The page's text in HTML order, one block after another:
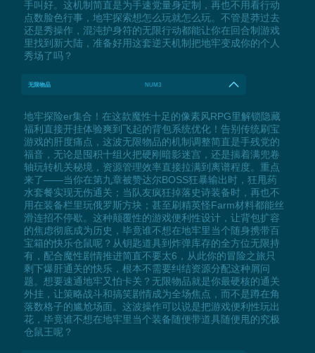
手叫好。这机制简直是为手速党量身定制，再也不用看行动
点数脸色行事，地牢探索想怎么玩就怎么玩。不管是莽过去
还是秀操作，混沌护身符的无限行动都能让你在回合制游戏
里找到新大陆，准备好用这套逆天机制把地牢变成你的个人
秀场了吗？
无限物品 NUM3
地牢探险er集合！在这款魔性十足的像素风RPG里解锁隐藏
福利直接开挂体验爽到飞起的背包系统优化！告别传统刷宝
游戏的肝度痛点，这波无限物品的机制调整简直是手残党的
福音，无论是囤积十组火把硬刚暗影迷宫，还是揣着满兜卷
轴玩转机关秘境，资源管理效率直接拉满到离谱程度。重点
来了——当你在第九章被赞达尔BOSS狂暴输出时，狂甩药
水套餐实现无伤通关；当队友疯狂掉落史诗装备时，再也不
用在装备栏里玩俄罗斯方块；甚至刷精英怪Farm材料都能丝
滑连招不停歇。这种颠覆性的游戏便利性设计，让背包扩容
的焦虑彻底成为历史，毕竟谁不想在地牢里当个随身携带百
宝箱的快乐仓鼠呢？从钥匙道具到炸弹库存的全方位无限持
有，配合魔性剧情推进简直不要太6，从此你的冒险之旅只
剩下爆肝通关的快乐，根本不需要纠结资源分配这种屑问
题。想要速通地牢又怕卡关？无限物品就是你最硬核的通关
外挂，让策略战斗和搞笑剧情成为全场焦点，而不是蹲在角
落数格子的尴尬场面。这波操作可以说是把游戏便利性玩出
花，毕竟谁不想在地牢里当个装备随便带道具随便甩的究极
仓鼠王呢？